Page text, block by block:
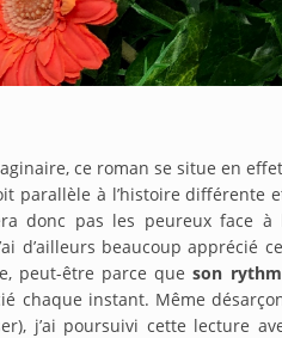
ce roman se situe en effet
parallèle à l’histoire différente
donc pas les peureux face à
d’ailleurs beaucoup
peut-être parce queson
chaque instant. Même
j’ai poursuivi cette lecture